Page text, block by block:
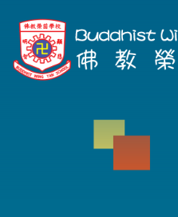
移至主內容